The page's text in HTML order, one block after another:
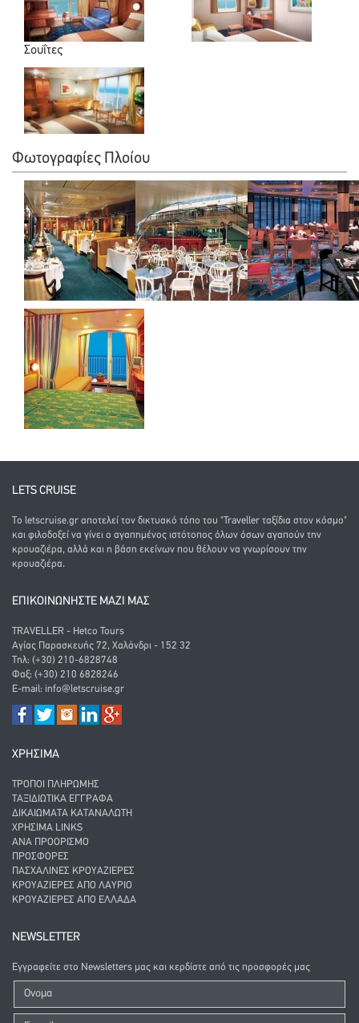
Σουΐτες
Φωτογραφίες Πλοίου
LETS CRUISE
Το letscruise.gr αποτελεί τον δικτυακό τόπο του "Traveller ταξίδια στον κόσμο"
και φιλοδοξεί να γίνει ο αγαπημένος ιστότοπος όλων όσων αγαπούν την
κρουαζιέρα, αλλά και η βάση εκείνων που θέλουν να γνωρίσουν την
κρουαζιέρα.
ΕΠΙΚΟΙΝΩΝΗΣΤΕ ΜΑΖΙ ΜΑΣ
TRAVELLER - Hetco Tours
Αγίας Παρασκευής 72, Χαλάνδρι - 152 32
Τηλ: (+30) 210-6828748
Φαξ: (+30) 210 6828246
E-mail: info@letscruise.gr
ΧΡΗΣΙΜΑ
ΤΡΌΠΟΙ ΠΛΗΡΩΜΉΣ
ΤΑΞΙΔΙΩΤΙΚΆ ΈΓΓΡΑΦΑ
ΔΙΚΑΙΏΜΑΤΑ ΚΑΤΑΝΑΛΩΤΉ
ΧΡΉΣΙΜΑ LINKS
ΑΝΑ ΠΡΟΟΡΙΣΜΌ
ΠΡΟΣΦΟΡΈΣ
ΠΑΣΧΑΛΙΝΈΣ ΚΡΟΥΑΖΙΈΡΕΣ
ΚΡΟΥΑΖΙΈΡΕΣ ΑΠΌ ΛΑΎΡΙΟ
ΚΡΟΥΑΖΙΈΡΕΣ ΑΠΌ ΕΛΛΆΔΑ
NEWSLETTER
Εγγραφείτε στο Newsletters μας και κερδίστε από τις προσφορές μας